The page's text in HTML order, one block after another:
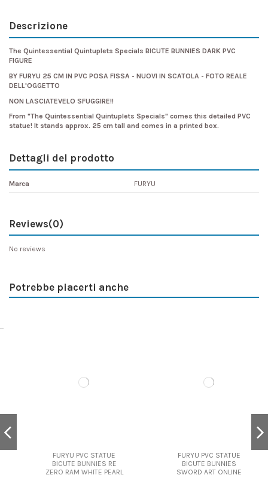
Descrizione
The Quintessential Quintuplets Specials BICUTE BUNNIES DARK PVC
FIGURE
BY FURYU 25 CM IN PVC POSA FISSA - NUOVI IN SCATOLA - FOTO REALE
DELL'OGGETTO
NON LASCIATEVELO SFUGGIRE!!
From "The Quintessential Quintuplets Specials" comes this detailed PVC
statue! It stands approx. 25 cm tall and comes in a printed box.
Dettagli del prodotto
Marca FURYU
Reviews(0)
No reviews
Potrebbe piacerti anche
FURYU PVC STATUE
BICUTE BUNNIES RE
ZERO RAM WHITE PEARL
FURYU PVC STATUE
BICUTE BUNNIES
SWORD ART ONLINE